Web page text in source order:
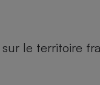
le territoire